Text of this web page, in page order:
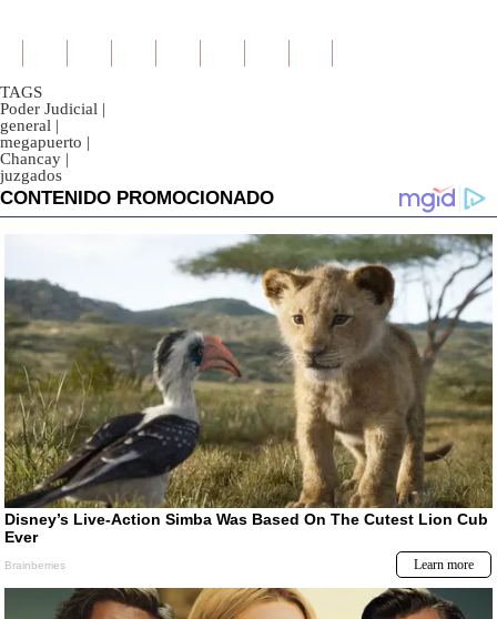
TAGS
Poder Judicial |
general |
megapuerto |
Chancay |
juzgados